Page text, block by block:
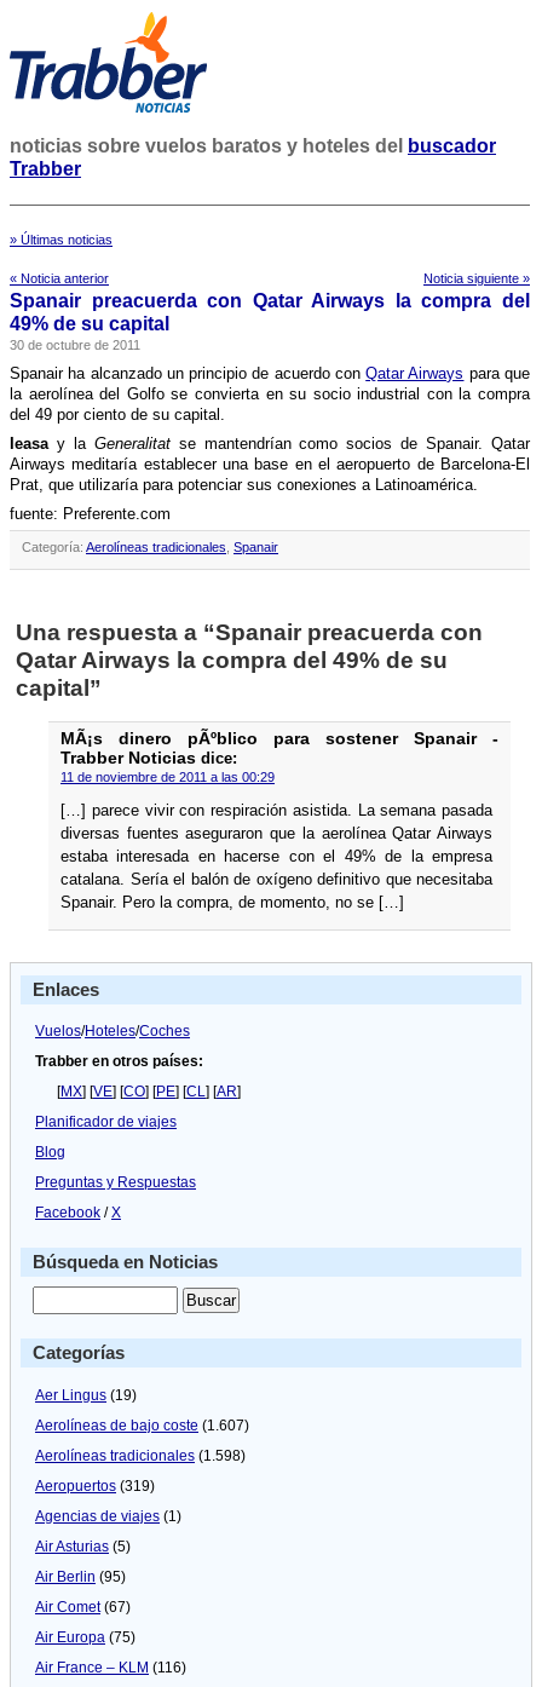
noticias sobre vuelos baratos y hoteles del
buscador
Trabber
» Últimas noticias
« Noticia anterior Noticia siguiente »
Spanair preacuerda con Qatar Airways la compra del
49% de su capital
30 de octubre de 2011
Spanair ha alcanzado un principio de acuerdo conQatar Airways para que
la aerolí­nea del Golfo se convierta en su socio industrial con la compra
del 49 por ciento de su capital.
Ieasay la Generalitatse mantendrí­an como socios de Spanair. Qatar
Airways meditarí­a establecer una base en el aeropuerto de Barcelona-El
Prat, que utilizarí­a para potenciar sus conexiones a Latinoamérica.
fuente: Preferente.com
Categoría: Aerolíneas tradicionales Spanair
Una respuesta a “Spanair preacuerda con
Qatar Airways la compra del 49% de su
capital”
MÃ¡s dinero pÃºblico para sostener Spanair -
Trabber Noticias dice:
11 de noviembre de 2011 a las 00:29
[…] parece vivir con respiración asistida. La semana pasada
diversas fuentes aseguraron que la aerolí­nea Qatar Airways
estaba interesada en hacerse con el 49% de la empresa
catalana. Serí­a el balón de oxí­geno definitivo que necesitaba
Spanair. Pero la compra, de momento, no se […]
Enlaces
Vuelos/Hoteles/Coches
Trabber en otros países:
[MX] [VE] [CO] [PE] [CL] [AR]
Planificador de viajes
Blog
Preguntas y Respuestas
Facebook /X
Búsqueda en Noticias
Categorías
Aer Lingus (19)
Aerolíneas de bajo coste (1.607)
Aerolíneas tradicionales (1.598)
Aeropuertos (319)
Agencias de viajes (1)
Air Asturias (5)
Air Berlin (95)
Air Comet(67)
Air Europa (75)
Air France – KLM (116)